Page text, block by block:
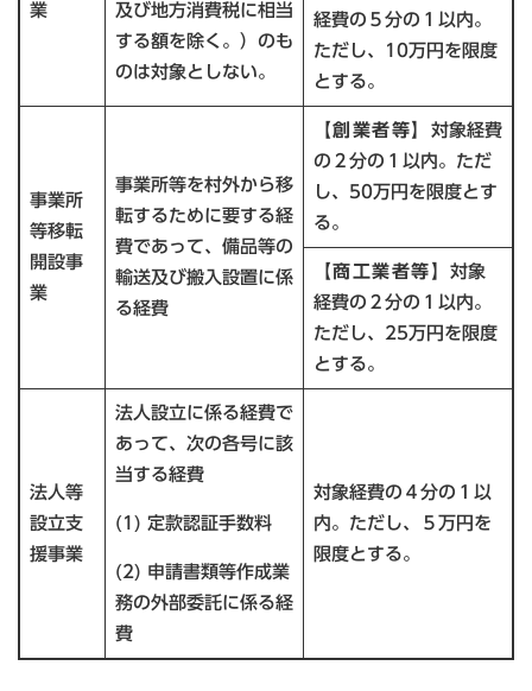
業
及び地方消費税に相当
する額を除く。）のも
のは対象としない。
経費の５分の１以内。
ただし、10万円を限度
とする。
事業所
等移転
開設事
業
事業所等を村外から移
転するために要する経
費であって、備品等の
輸送及び搬入設置に係
る経費
【創業者等】 対象経費
の２分の１以内。ただ
し、50万円を限度とす
る。
【商工業者等】 対象
経費の２分の１以内。
ただし、25万円を限度
とする。
法人等
設立支
援事業
法人設立に係る経費で
あって、次の各号に該
当する経費
(1) 定款認証手数料
(2) 申請書類等作成業
務の外部委託に係る経
費
対象経費の４分の１以
内。ただし、５万円を
限度とする。